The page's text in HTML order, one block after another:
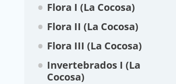
Flora I (La Cocosa)
Flora II (La Cocosa)
Flora III (La Cocosa)
Invertebrados I (La
Cocosa)